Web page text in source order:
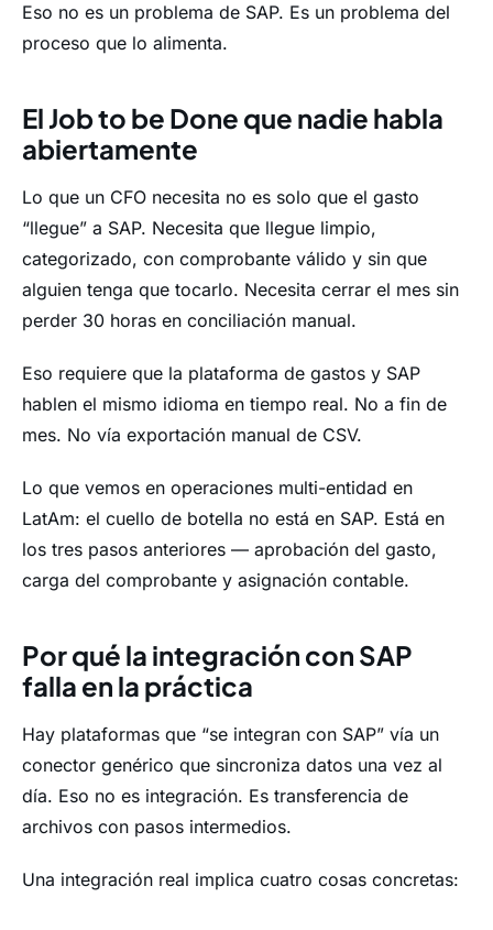
Eso no es un problema de SAP. Es un problema del
proceso que lo alimenta.
El Job to be Done que nadie habla
abiertamente
Lo que un CFO necesita no es solo que el gasto
“llegue” a SAP. Necesita que llegue limpio,
categorizado, con comprobante válido y sin que
alguien tenga que tocarlo. Necesita cerrar el mes sin
perder 30 horas en conciliación manual.
Eso requiere que la plataforma de gastos y SAP
hablen el mismo idioma en tiempo real. No a fin de
mes. No vía exportación manual de CSV.
Lo que vemos en operaciones multi-entidad en
LatAm: el cuello de botella no está en SAP. Está en
los tres pasos anteriores — aprobación del gasto,
carga del comprobante y asignación contable.
Por qué la integración con SAP
falla en la práctica
Hay plataformas que “se integran con SAP” vía un
conector genérico que sincroniza datos una vez al
día. Eso no es integración. Es transferencia de
archivos con pasos intermedios.
Una integración real implica cuatro cosas concretas: